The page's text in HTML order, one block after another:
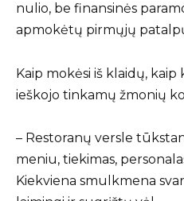
nulio, be finansinės
apmokėtų pirmųjų
Kaip mokėsi iš klaidų, kaip
ieškojo tinkamų žmonių
– Restoranų versle
meniu, tiekimas,
Kiekviena smulkmena